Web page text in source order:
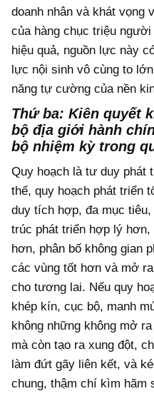
doanh nhân và khát vọng
của hàng chục triệu
hiệu quả, nguồn lực này
lực nội sinh vô cùng to
năng tự cường của nền
Thứ ba: Kiên quyết
bộ địa giới hành
bộ nhiệm kỳ trong
Quy hoạch là tư duy phát
thế, quy hoạch phát triển
duy tích hợp, đa mục
trúc phát triển hợp lý
hơn, phân bố không gian
các vùng tốt hơn và mở
cho tương lai. Nếu quy
khép kín, cục bộ, manh
không những không mở
mà còn tạo ra xung đột,
làm đứt gãy liên kết, và
chung, thậm chí kìm hãm